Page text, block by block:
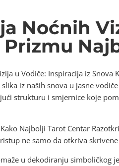
Noćnih
Prizmu
u Vodiče: Inspiracija iz
iz naših snova u jasne
strukturu i smjernice koje
Najbolji Tarot Centar
ne samo da otkriva
u dekodiranju simboličkog